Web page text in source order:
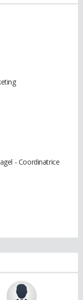
- Coordinatrice